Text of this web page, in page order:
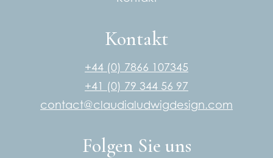
Kontakt
+44 (0) 7866 107345
+41 (0) 79 344 56 97
contact@claudialudwigdesign.com
Folgen Sie uns